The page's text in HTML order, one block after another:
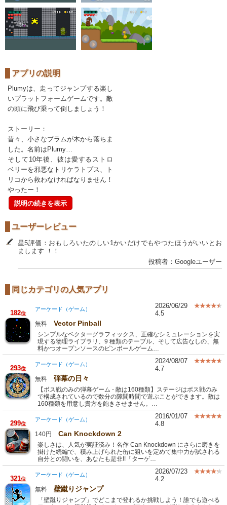
アプリの説明
Plumyは、走ってジャンプする楽し
いプラットフォームゲームです。敵
の頭に飛び乗って倒しましょう！
ストーリー：
昔々、小さなプラムが木から落ちま
した。名前はPlumy…
そして10年後、彼は愛するストロ
ベリーを邪悪なトリケラトプス、ト
リコから救わなければなりません！
やったー！
説明の続きを表示
ユーザーレビュー
星5評価：おもしろいたのしい1かいだけでもやつたほうがいいとお
まします ！！
投稿者：Googleユーザー
同じカテゴリの人気アプリ
182位
アーケード（ゲーム）
2026/06/29
4.5
無料 Vector Pinball
シンプルなベクターグラフィックス、正確なシミュレーションを実
現する物理ライブラリ、9 種類のテーブル、そして広告なしの、無
料かつオープンソースのピンボールゲーム…
293位
アーケード（ゲーム）
2024/08/07
4.7
無料 弾幕の日々
【ボス戦のみの弾幕ゲーム - 敵は160種類】ステージはボス戦のみ
で構成されているので数分の隙間時間で遊ぶことができます。敵は
160種類を用意し貴方を飽きさせません。…
299位
アーケード（ゲーム）
2016/01/07
4.8
140円 Can Knockdown 2
楽しさは、人気が実証済み！名作 Can Knockdown にさらに磨きを
掛けた続編で、積み上げられた缶に狙いを定めて集中力が試される
自分との闘いを、あなたも是非!!「ターゲ…
321位
アーケード（ゲーム）
2026/07/23
4.2
無料 壁蹴りジャンプ
「壁蹴りジャンプ」でどこまで登れるか挑戦しよう！誰でも遊べる